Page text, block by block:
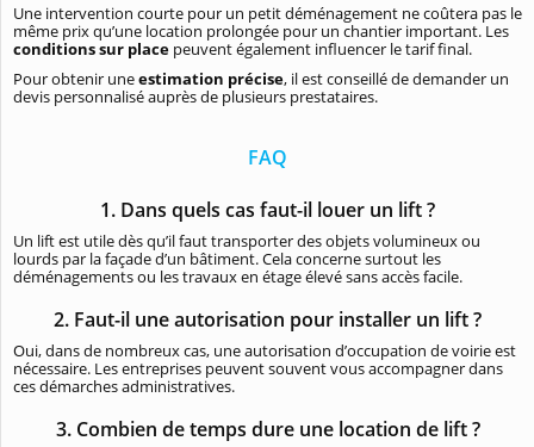
Une intervention courte pour un petit déménagement ne coûtera pas le
même prix qu’une location prolongée pour un chantier important. Les
conditions sur place peuvent également influencer le tarif final.
Pour obtenir uneestimation précise, il est conseillé de demander un
devis personnalisé auprès de plusieurs prestataires.
FAQ
1. Dans quels cas faut-il louer un lift ?
Un lift est utile dès qu’il faut transporter des objets volumineux ou
lourds par la façade d’un bâtiment. Cela concerne surtout les
déménagements ou les travaux en étage élevé sans accès facile.
2. Faut-il une autorisation pour installer un lift ?
Oui, dans de nombreux cas, une autorisation d’occupation de voirie est
nécessaire. Les entreprises peuvent souvent vous accompagner dans
ces démarches administratives.
3. Combien de temps dure une location de lift ?